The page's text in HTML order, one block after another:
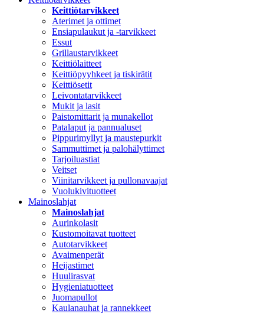
Keittiötarvikkeet
Aterimet ja ottimet
Ensiapulaukut ja -tarvikkeet
Essut
Grillaustarvikkeet
Keittiölaitteet
Keittiöpyyhkeet ja tiskirätit
Keittiösetit
Leivontatarvikkeet
Mukit ja lasit
Paistomittarit ja munakellot
Patalaput ja pannualuset
Pippurimyllyt ja maustepurkit
Sammuttimet ja palohälyttimet
Tarjoiluastiat
Veitset
Viinitarvikkeet ja pullonavaajat
Vuolukivituotteet
Mainoslahjat
Mainoslahjat
Aurinkolasit
Kustomoitavat tuotteet
Autotarvikkeet
Avaimenperät
Heijastimet
Huulirasvat
Hygieniatuotteet
Juomapullot
Kaulanauhat ja rannekkeet